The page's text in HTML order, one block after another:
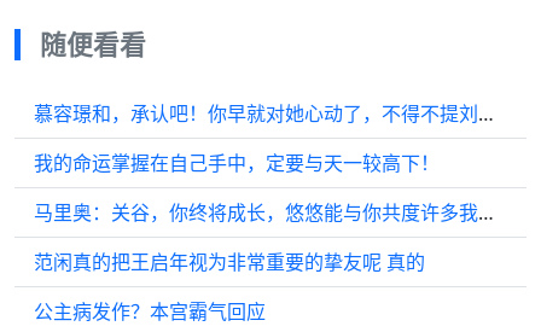
随便看看
慕容璟和，承认吧！你早就对她心动了，不得不提刘学义身上的苏感真是绝了
我的命运掌握在自己手中，定要与天一较高下！
马里奥：关谷，你终将成长，悠悠能与你共度许多我无法参与的时光…
范闲真的把王启年视为非常重要的挚友呢 真的
公主病发作？本宫霸气回应